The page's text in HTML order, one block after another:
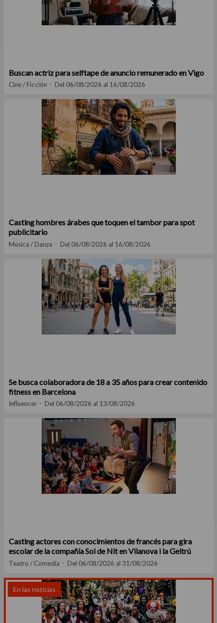
Buscan actriz para selftape de anuncio remunerado en Vigo
Cine / Ficción Del 06/08/2026 al 16/08/2026
Casting hombres árabes que toquen el tambor para spot
publicitario
Música / Danza Del 06/08/2026 al 16/08/2026
Se busca colaboradora de 18 a 35 años para crear contenido
fitness en Barcelona
Influencer Del 06/08/2026 al 13/08/2026
Casting actores con conocimientos de francés para gira
escolar de la compañía Sol de Nit en Vilanova i la Geltrú
Teatro / Comedia Del 06/08/2026 al 31/08/2026
En las noticias